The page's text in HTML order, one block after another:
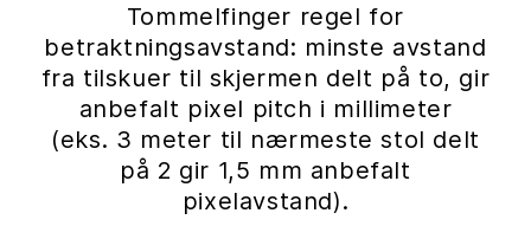
Tommelfinger regel for
betraktningsavstand: minste avstand
fra tilskuer til skjermen delt på to, gir
anbefalt pixel pitch i millimeter
(eks. 3 meter til nærmeste stol delt
på 2 gir 1,5 mm anbefalt
pixelavstand).